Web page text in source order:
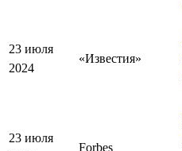
23 июля
2024
«Известия»
23 июля
Forbes